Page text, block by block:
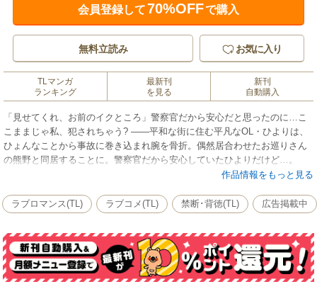
会員登録して70%OFFで購入
無料立読み お気に入り
TLマンガ
ランキング
最新刊
を見る
新刊
自動購入
「見せてくれ、お前のイクところ」警察官だから安心だと思ったのに…こ
こままじゃ私、犯されちゃう? ――平和な街に住む平凡なOL・ひよりは、
ひょんなことから事故に巻き込まれ腕を骨折。偶然居合わせたお巡りさん
の熊野と同居することに。警察官だから安心していたひよりだけど…。
「俺が洗うからじっとしてろ」そう言った熊野の大きな手がひよりの胸
腕が小さなひよりのカラダを抱きしめ、カレの熱い息が、手が、私の肌に
触れて…？ お巡りさんなのに大暴走? 巨根絶倫警察官×気弱な平凡OLが送
る同居“性”活！
作品情報をもっと見る
ラブロマンス(TL) ラブコメ(TL) 禁断･背徳(TL) 広告掲載中